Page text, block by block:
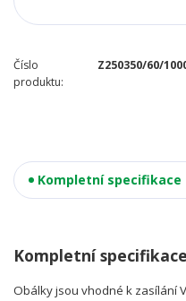
Číslo
produktu:
Z250350/60/
Kompletní specifikace
Kompletní specifikace
Obálky jsou vhodné k zasílání